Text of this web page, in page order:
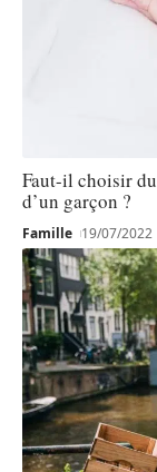
Faut-il choisir
d’un garçon ?
Famille 19/07/2022